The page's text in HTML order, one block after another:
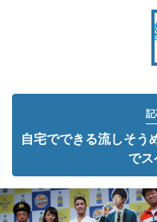
自宅でできる流しそ
でス